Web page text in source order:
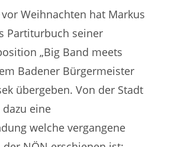
Weihnachten hat Markus
Partiturbuch seiner
„Big Band meets
Badener Bürgermeister
übergeben. Von der Stadt
eine
welche vergangene